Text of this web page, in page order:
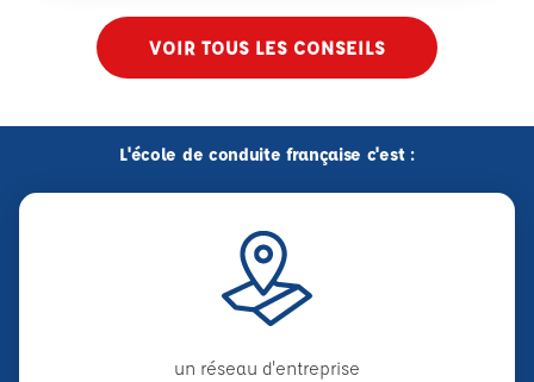
VOIR TOUS LES CONSEILS
L'école de conduite française c'est :
un réseau d'entreprise